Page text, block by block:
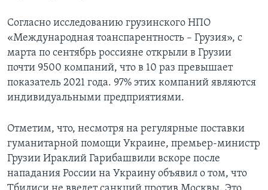
Согласно исследованию грузинского НПО
«Международная тоанспарентность – Грузия», с
марта по сентябрь россияне открыли в Грузии
почти 9500 компаний, что в 10 раз превышает
показатель 2021 года. 97% этих компаний являются
индивидуальными предприятиями.
Отметим, что, несмотря на регулярные поставки
гуманитарной помощи Украине, премьер-министр
Грузии Ираклий Гарибашвили вскоре после
нападания России на Украину объявил о том, что